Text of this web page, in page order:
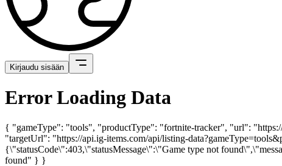
Kirjaudu sisään
Error Loading Data
{ "gameType": "tools", "productType": "fortnite-tracker", "url":
"targetUrl": "https://api.ig-items.com/api/listing-
{\"statusCode\":403,\"statusMessage\":\"Game type not
found" } }